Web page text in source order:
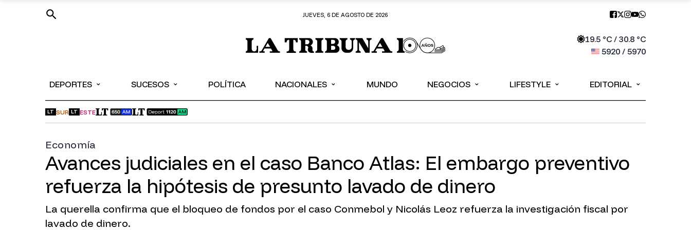
JUEVES, 6 DE AGOSTO DE 2026
19.5°C / 30.8°C
5920/ 5970
DEPORTES ⌄ SUCESOS ⌄ POLÍTICA NACIONALES ⌄ MUNDO NEGOCIOS ⌄ LIFESTYLE ⌄ EDITORIAL ⌄
LT SUR LT ESTE
Economía
Avances judiciales en el caso Banco Atlas: El embargo preventivo
refuerza la hipótesis de presunto lavado de dinero
La querella confirma que el bloqueo de fondos por el caso Conmebol y Nicolás Leoz refuerza la investigación fiscal por
lavado de dinero.